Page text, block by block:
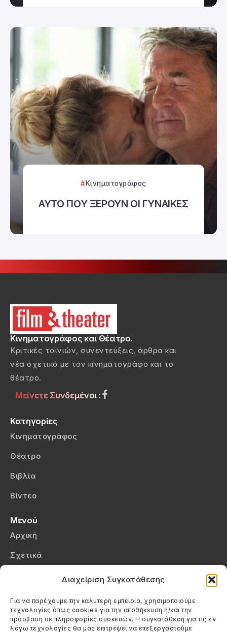
Διαχείριση Συγκατάθεσης
Για να παρέχουμε την καλύτερη εμπειρία, χρησιμοποιούμε
τεχνολογίες όπως cookies για την αποθήκευση ή/και την
πρόσβαση σε πληροφορίες συσκευών. Η συγκατάθεση για τις εν
λόγω τεχνολογίες θα μας επιτρέψει να επεξεργαστούμε
Κινηματογράφος
ΑΥΤΟ ΠΟΥ ΞΕΡΟΥΝ ΟΙ ΓΥΝΑΙΚΕΣ
Κινηματογράφος και Θέατρο.
Κριτικές ταινιών, συνεντεύξεις, άρθρα και
νέα σχετικά με τον κινηματογράφο και το
θέατρο.
Μείνετε Συνδεμένοι :
Κατηγορίες
Κινηματογράφος
Θέατρο
Βιβλία
Βίντεο
Μενού
Αρχική
Σχετικά
Πολιτική Cookies (ΕΕ)